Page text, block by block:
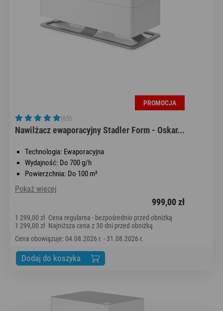
PROMOCJA
(65)
Nawilżacz ewaporacyjny Stadler Form - Oskar...
Technologia: Ewaporacyjna
Wydajność: Do 700 g/h
Powierzchnia: Do 100 m²
Pokaż więcej
999,00 zł
1 299,00 zł Cena regularna - bezpośrednio przed obniżką
1 299,00 zł Najniższa cena z 30 dni przed obniżką
Cena obowiązuje: 04.08.2026 r. - 31.08.2026 r.
Dodaj do koszyka